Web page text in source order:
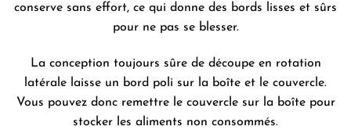
conserve sans effort, ce qui donne des bords lisses et sûrs
pour ne pas se blesser.
La conception toujours sûre de découpe en rotation
latérale laisse un bord poli sur la boîte et le couvercle.
Vous pouvez donc remettre le couvercle sur la boîte pour
stocker les aliments non consommés.